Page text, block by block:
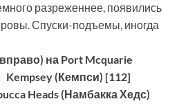
разреженнее, появились
Спуски-подъемы, иногда
на Port Mcquarie
(Кемпси) [112]
Heads (Намбакка Хедс)